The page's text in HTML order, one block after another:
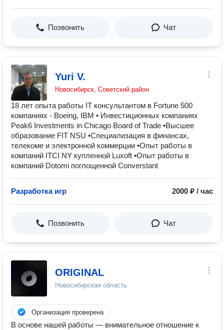
Позвонить Чат
Yuri V.
Новосибирск, Советский район
18 лет опыта работы IT консультантом в Fortune 500
компаниях - Boeing, IBM • Инвестиционных компаниях
Peak6 Investments in Chicago Board of Trade •Высшее
образование FIT NSU •Специализация в финансах,
телекоме и электронной коммерции •Опыт работы в
компаний ITCI NY купленной Luxoft •Опыт работы в
компаний Dotomi поглощенной Converstant
Разработка игр 2000 ₽ / час
Позвонить Чат
ORIGINAL
Новосибирская область
Организация проверена
В основе нашей работы — внимательное отношение к